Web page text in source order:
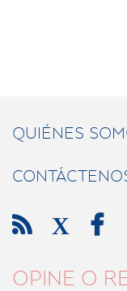
QUIÉNES
 X 
OPINE O